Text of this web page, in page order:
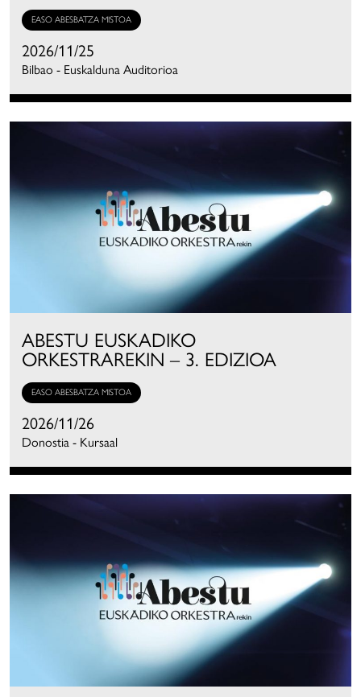
EASO ABESBATZA MISTOA
2026/11/25
Bilbao - Euskalduna Auditorioa
ABESTU EUSKADIKO
ORKESTRAREKIN – 3. EDIZIOA
EASO ABESBATZA MISTOA
2026/11/26
Donostia - Kursaal